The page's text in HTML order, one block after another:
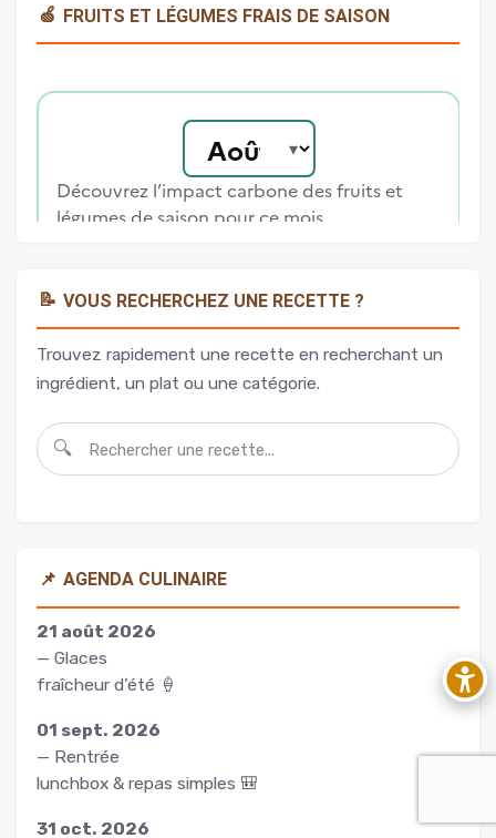
🍏 FRUITS ET LÉGUMES FRAIS DE SAISON
📝 VOUS RECHERCHEZ UNE RECETTE ?
Trouvez rapidement une recette en recherchant un
ingrédient, un plat ou une catégorie.
🔍
📌 AGENDA CULINAIRE
21 août 2026
— Glaces
fraîcheur d’été 🍦
01 sept. 2026
— Rentrée
lunchbox & repas simples 🎒
31 oct. 2026